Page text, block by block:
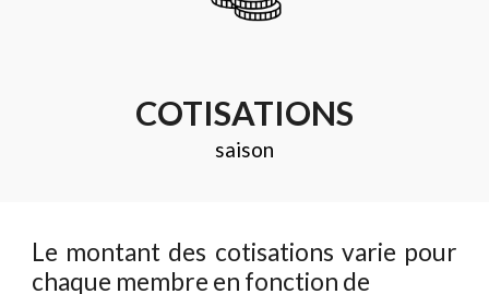
COTISATIONS
saison
Le montant des cotisations varie pour
chaque membre en fonction de